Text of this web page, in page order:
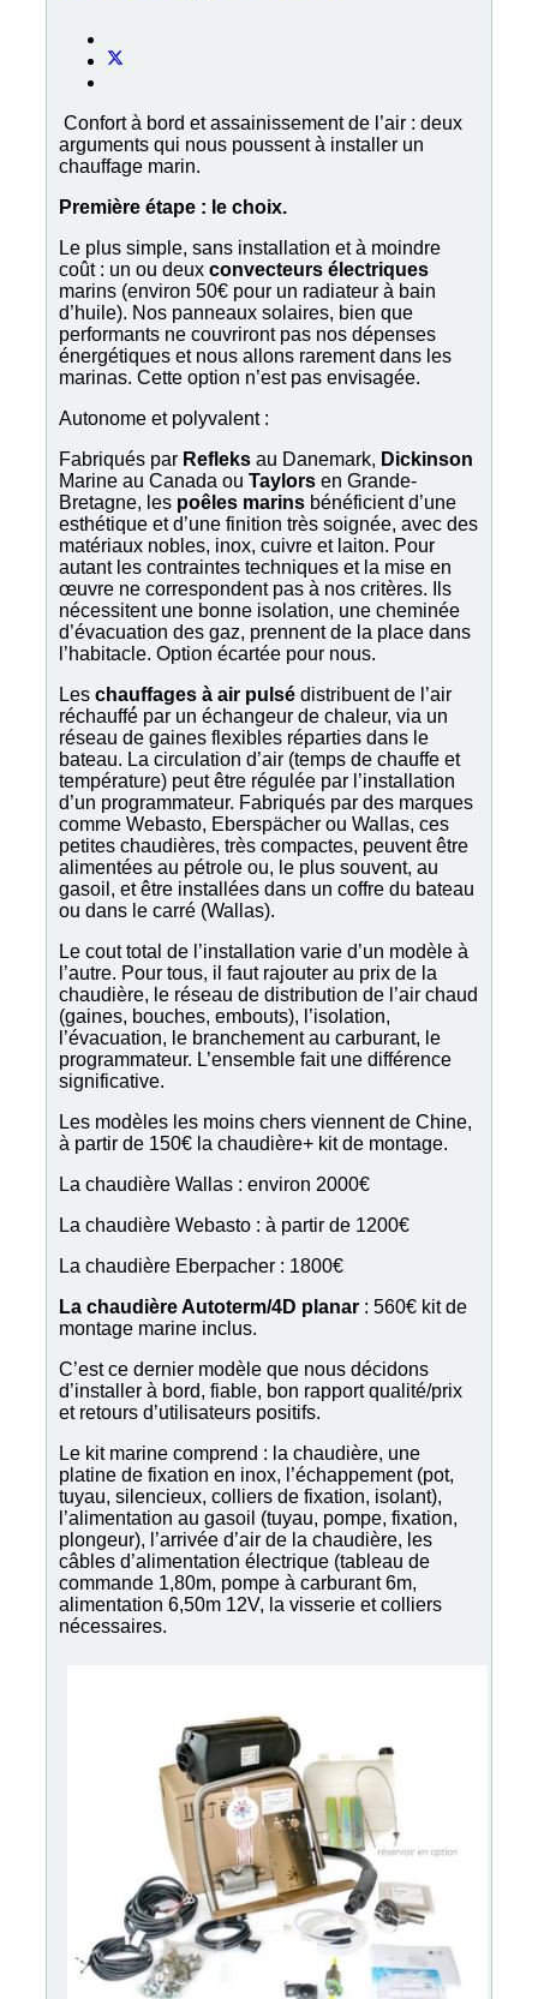
Confort à bord et assainissement de l’air : deux
arguments qui nous poussent à installer un
chauffage marin.
Première étape : le choix.
Le plus simple, sans installation et à moindre
coût : un ou deux convecteurs électriques
marins (environ 50€ pour un radiateur à bain
d’huile). Nos panneaux solaires, bien que
performants ne couvriront pas nos dépenses
énergétiques et nous allons rarement dans les
marinas. Cette option n’est pas envisagée.
Autonome et polyvalent :
Fabriqués par Refleks au Danemark, Dickinson
Marine au Canada ou Taylors en Grande-
Bretagne, les poêles marins bénéficient d’une
esthétique et d’une finition très soignée, avec des
matériaux nobles, inox, cuivre et laiton. Pour
autant les contraintes techniques et la mise en
œuvre ne correspondent pas à nos critères. Ils
nécessitent une bonne isolation, une cheminée
d’évacuation des gaz, prennent de la place dans
l’habitacle. Option écartée pour nous.
Les chauffages à air pulsé distribuent de l’air
réchauffé́ par un échangeur de chaleur, via un
réseau de gaines flexibles réparties dans le
bateau. La circulation d’air (temps de chauffe et
température) peut être régulée par l’installation
d’un programmateur. Fabriqués par des marques
comme Webasto, Eberspächer ou Wallas, ces
petites chaudières, très compactes, peuvent être
alimentées au pétrole ou, le plus souvent, au
gasoil, et être installées dans un coffre du bateau
ou dans le carré (Wallas).
Le cout total de l’installation varie d’un modèle à
l’autre. Pour tous, il faut rajouter au prix de la
chaudière, le réseau de distribution de l’air chaud
(gaines, bouches, embouts), l’isolation,
l’évacuation, le branchement au carburant, le
programmateur. L’ensemble fait une différence
significative.
Les modèles les moins chers viennent de Chine,
à partir de 150€ la chaudière+ kit de montage.
La chaudière Wallas : environ 2000€
La chaudière Webasto : à partir de 1200€
La chaudière Eberpacher : 1800€
La chaudière Autoterm/4D planar : 560€ kit de
montage marine inclus.
C’est ce dernier modèle que nous décidons
d’installer à bord, fiable, bon rapport qualité/prix
et retours d’utilisateurs positifs.
Le kit marine comprend : la chaudière, une
platine de fixation en inox, l’échappement (pot,
tuyau, silencieux, colliers de fixation, isolant),
l’alimentation au gasoil (tuyau, pompe, fixation,
plongeur), l’arrivée d’air de la chaudière, les
câbles d’alimentation électrique (tableau de
commande 1,80m, pompe à carburant 6m,
alimentation 6,50m 12V, la visserie et colliers
nécessaires.